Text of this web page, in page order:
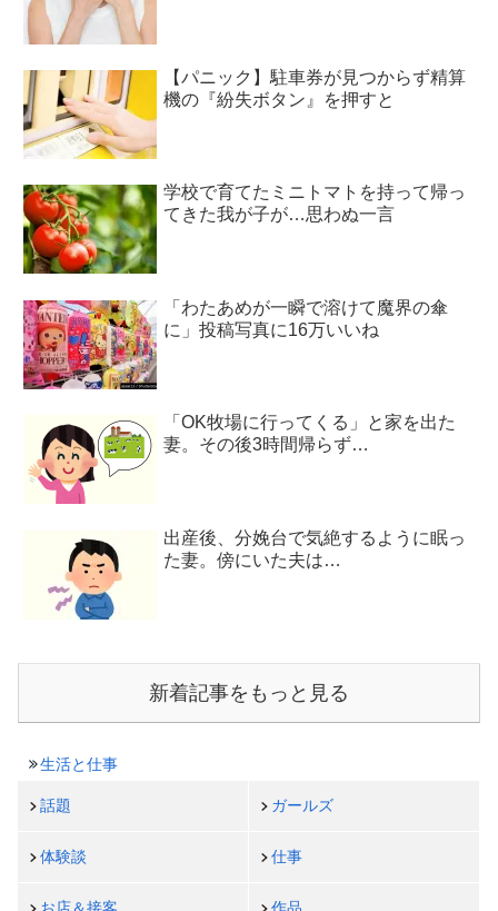
【パニック】駐車券が見つからず精算
機の『紛失ボタン』を押すと
学校で育てたミニトマトを持って帰っ
てきた我が子が…思わぬ一言
「わたあめが一瞬で溶けて魔界の傘
に」投稿写真に16万いいね
「OK牧場に行ってくる」と家を出た
妻。その後3時間帰らず…
出産後、分娩台で気絶するように眠っ
た妻。傍にいた夫は…
新着記事をもっと見る
生活と仕事
話題 ガールズ
体験談 仕事